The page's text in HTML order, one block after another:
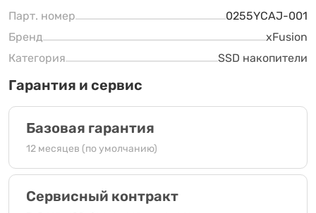
Парт. номер
0255YCAJ-001
Бренд
xFusion
Категория
SSD накопители
Гарантия и сервис
Базовая гарантия
12 месяцев (по умолчанию)
Сервисный контракт